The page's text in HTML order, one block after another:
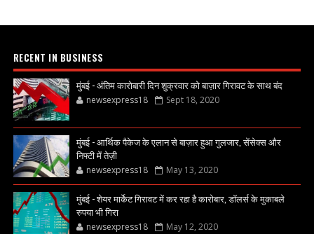
RECENT IN BUSINESS
मुंबई - अंतिम कारोबारी दिन शुक्रवार को बाज़ार गिरावट के साथ बंद
newsexpress18 Sept 18, 2020
मुंबई - आर्थिक पैकेज के एलान से बाज़ार हुआ गुलजार, सेंसेक्स और
निफ्टी में तेज़ी
newsexpress18 May 13, 2020
मुंबई - शेयर मार्केट गिरावट में कर रहा है कारोबार, डॉलर्स के मुकाबले
रुपया भी गिरा
newsexpress18 May 12, 2020